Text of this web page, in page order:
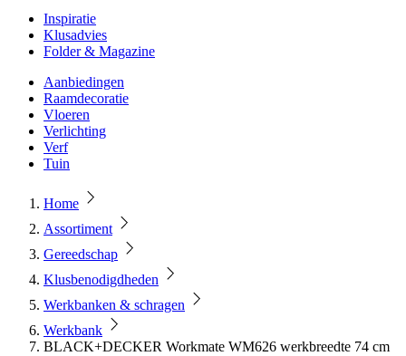
Inspiratie
Klusadvies
Folder & Magazine
Aanbiedingen
Raamdecoratie
Vloeren
Verlichting
Verf
Tuin
Home
Assortiment
Gereedschap
Klusbenodigdheden
Werkbanken & schragen
Werkbank
BLACK+DECKER Workmate WM626 werkbreedte 74 cm